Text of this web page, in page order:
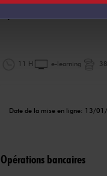
11 H e-learning
Date de la mise en ligne: 13/
Opérations bancaires